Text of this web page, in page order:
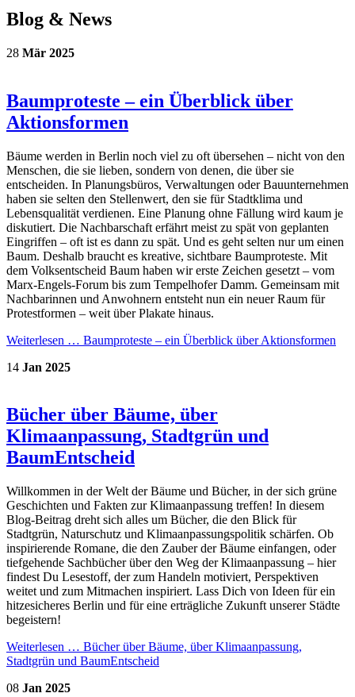
Blog & News
28 Mär 2025
Baumproteste – ein Überblick über
Aktionsformen
Bäume werden in Berlin noch viel zu oft übersehen – nicht von den
Menschen, die sie lieben, sondern von denen, die über sie
entscheiden. In Planungsbüros, Verwaltungen oder Bauunternehmen
haben sie selten den Stellenwert, den sie für Stadtklima und
Lebensqualität verdienen. Eine Planung ohne Fällung wird kaum je
diskutiert. Die Nachbarschaft erfährt meist zu spät von geplanten
Eingriffen – oft ist es dann zu spät. Und es geht selten nur um einen
Baum. Deshalb braucht es kreative, sichtbare Baumproteste. Mit
dem Volksentscheid Baum haben wir erste Zeichen gesetzt – vom
Marx-Engels-Forum bis zum Tempelhofer Damm. Gemeinsam mit
Nachbarinnen und Anwohnern entsteht nun ein neuer Raum für
Protestformen – weit über Plakate hinaus.
Weiterlesen … Baumproteste – ein Überblick über Aktionsformen
14 Jan 2025
Bücher über Bäume, über
Klimaanpassung, Stadtgrün und
BaumEntscheid
Willkommen in der Welt der Bäume und Bücher, in der sich grüne
Geschichten und Fakten zur Klimaanpassung treffen! In diesem
Blog-Beitrag dreht sich alles um Bücher, die den Blick für
Stadtgrün, Naturschutz und Klimaanpassungspolitik schärfen. Ob
inspirierende Romane, die den Zauber der Bäume einfangen, oder
tiefgehende Sachbücher über den Weg der Klimaanpassung – hier
findest Du Lesestoff, der zum Handeln motiviert, Perspektiven
weitet und zum Mitmachen inspiriert. Lass Dich von Ideen für ein
hitzesicheres Berlin und für eine erträgliche Zukunft unserer Städte
begeistern!
Weiterlesen … Bücher über Bäume, über Klimaanpassung,
Stadtgrün und BaumEntscheid
08 Jan 2025